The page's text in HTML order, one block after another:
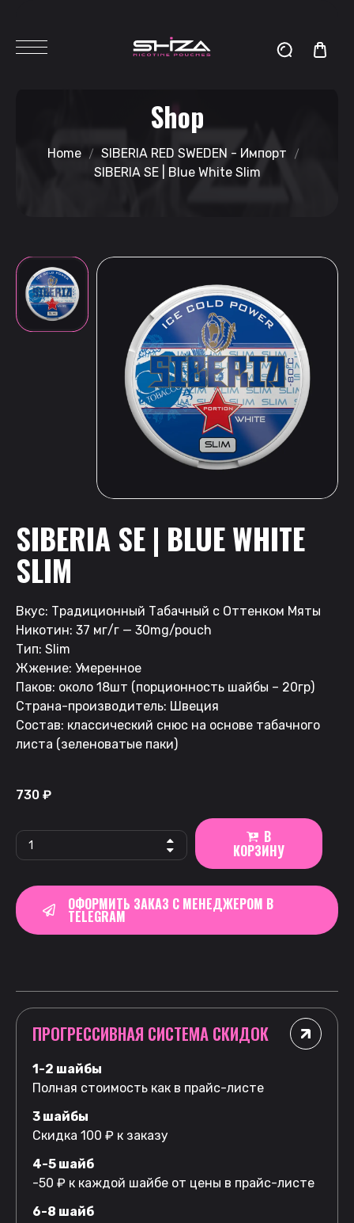
Shop
Home
SIBERIA RED SWEDEN - Импорт
SIBERIA SE | Blue White Slim
SIBERIA SE | BLUE WHITE
SLIM
Вкус: Традиционный Табачный с Оттенком Мяты
Никотин: 37 мг/г — 30mg/pouch
Тип: Slim
Жжение: Умеренное
Паков: около 18шт (порционность шайбы – 20гр)
Страна-производитель: Швеция
Состав: классический снюс на основе табачного
листа (зеленоватые паки)
730 ₽
В
КОРЗИНУ
ОФОРМИТЬ ЗАКАЗ С МЕНЕДЖЕРОМ В
TELEGRAM
ПРОГРЕССИВНАЯ СИСТЕМА СКИДОК
1-2 шайбы
Полная стоимость как в прайс-листе
3 шайбы
Скидка 100 ₽ к заказу
4-5 шайб
-50 ₽ к каждой шайбе от цены в прайс-листе
6-8 шайб